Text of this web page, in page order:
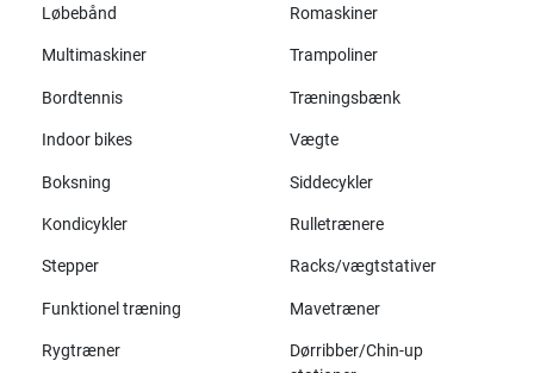
Løbebånd Romaskiner
Multimaskiner Trampoliner
Bordtennis Træningsbænk
Indoor bikes Vægte
Boksning Siddecykler
Kondicykler Rulletrænere
Stepper Racks/vægtstativer
Funktionel træning Mavetræner
Rygtræner
Dørribber/Chin-up